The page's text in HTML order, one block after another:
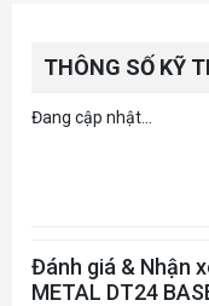
THÔNG SỐ KỸ
Đang cập nhật...
Đánh giá & Nhận
METAL DT24